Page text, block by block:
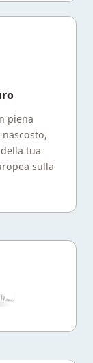
piena
tua
sulla